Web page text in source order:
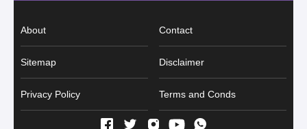
About Contact
Sitemap Disclaimer
Privacy Policy Terms and Conds